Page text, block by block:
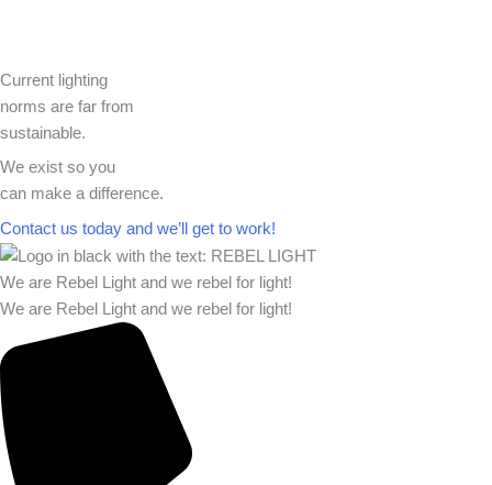
Current lighting
norms are far from
sustainable.
We exist so you
can make a difference.​
Contact us today and we’ll get to work!​​
We are Rebel Light and we rebel for light!
We are Rebel Light and we rebel for light!